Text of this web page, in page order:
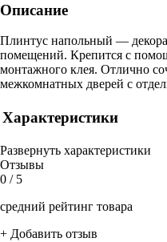
Описание
Плинтус напольный —
помещений. Крепится с
монтажного клея. Отлично
межкомнатных дверей с
Характеристики
Развернуть характеристики
Отзывы
0 / 5
средний рейтинг товара
+ Добавить отзыв